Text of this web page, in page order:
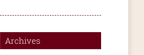
Archives